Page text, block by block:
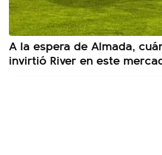
A la espera de Almada,
invirtió River en este